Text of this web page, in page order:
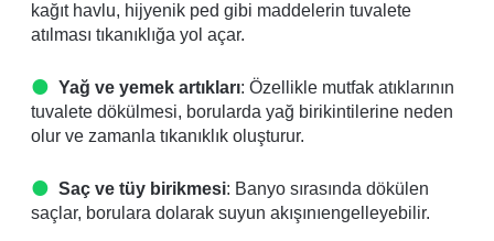
kağıt havlu, hijyenik ped gibi maddelerin tuvalete
atılması tıkanıklığa yol açar.
Yağ ve yemek artıkları: Özellikle mutfak atıklarının
tuvalete dökülmesi, borularda yağ birikintilerine neden
olur ve zamanla tıkanıklık oluşturur.
Saç ve tüy birikmesi: Banyo sırasında dökülen
saçlar, borulara dolarak suyun akışınıengelleyebilir.